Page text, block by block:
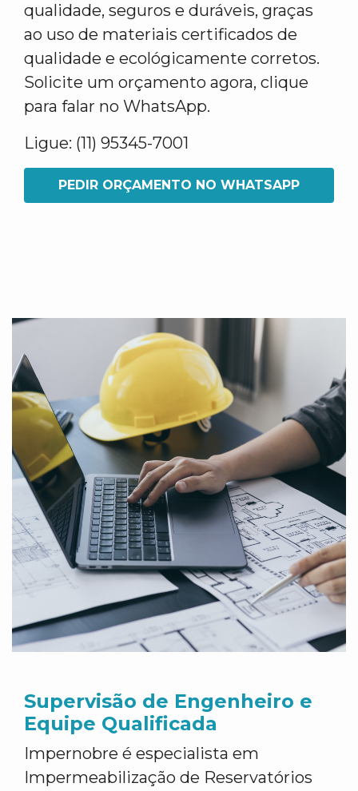
qualidade, seguros e duráveis, graças
ao uso de materiais certificados de
qualidade e ecológicamente corretos.
Solicite um orçamento agora, clique
para falar no WhatsApp.
Ligue: (11) 95345-7001
PEDIR ORÇAMENTO NO WHATSAPP
Supervisão de Engenheiro e
Equipe Qualificada
Impernobre é especialista em
Impermeabilização de Reservatórios